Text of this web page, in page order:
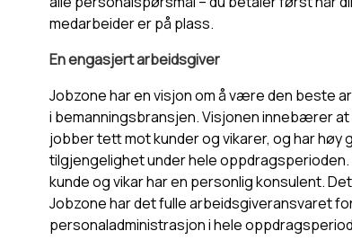
medarbeider er på plass.
En engasjert arbeidsgiver
Jobzone har en visjon om å være den beste
i bemanningsbransjen. Visjonen innebærer
jobber tett mot kunder og vikarer, og har høy
tilgjengelighet under hele oppdragsperioden.
kunde og vikar har en personlig konsulent.
Jobzone har det fulle arbeidsgiveransvaret
personaladministrasjon i hele